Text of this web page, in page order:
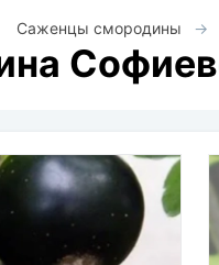
Саженцы смородины